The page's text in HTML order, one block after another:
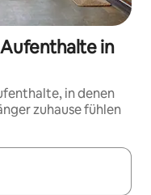
in
in denen
zuhause fühlen
mit den